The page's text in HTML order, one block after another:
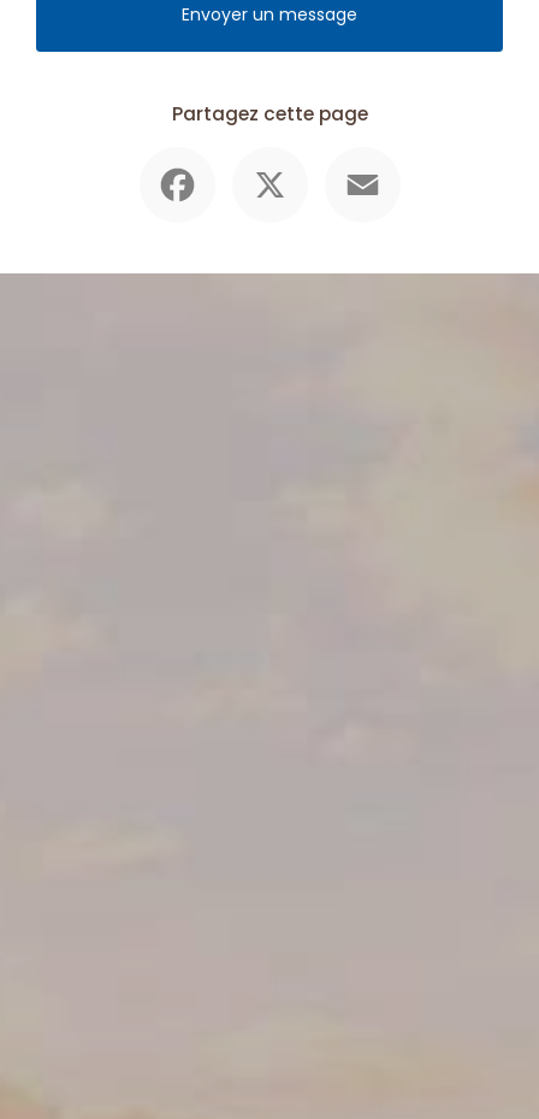
Envoyer un message
Partagez cette page